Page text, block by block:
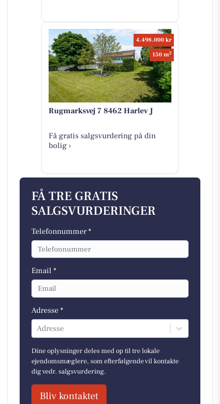
4.498.000 kr
150 m2
Rugmarksvej 7 8462 Harlev J
Få gratis salgsvurdering på din
bolig ›
FÅ TRE GRATIS
SALGSVURDERINGER
Telefonnummer *
Email *
Adresse *
Adresse
Dine oplysninger deles med op til tre lokale
ejendomsmæglere, som efterfølgende vil kontakte
dig vedr. salgsvurdering.
Bliv kontaktet